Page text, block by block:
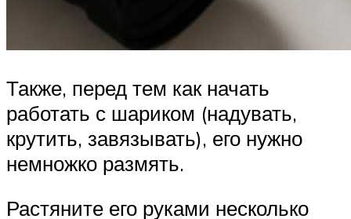
Также, перед тем как начать
работать с шариком (надувать,
крутить, завязывать), его нужно
немножко размять.
Растяните его руками несколько